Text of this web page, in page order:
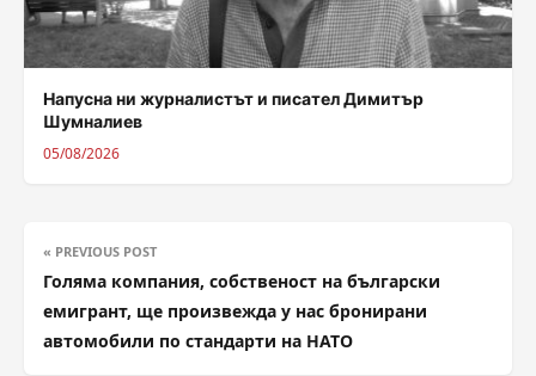
Напусна ни журналистът и писател Димитър
Шумналиев
05/08/2026
« PREVIOUS POST
Голяма компания, собственост на български
емигрант, ще произвежда у нас бронирани
автомобили по стандарти на НАТО